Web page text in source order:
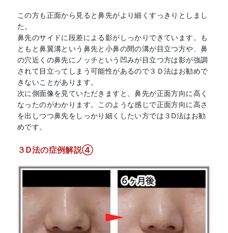
この方も正面から見ると鼻先がより細くすっきりとしまし
た。
鼻先のサイドに段差による影がしっかりできています。も
ともと鼻翼溝という鼻先と小鼻の間の溝が目立つ方や、鼻
の穴近くの鼻先にノッチという凹みが目立つ方は影が強調
されて目立ってしまう可能性があるので３Ｄ法はお勧めで
きないことがあります。
次に側面像を見ていただきますと、鼻先が正面方向に高く
なったのがわかります。このような感じで正面方向に高さ
を出しつつ鼻先をしっかり細くしたい方では３D法はお勧
めです。
３D法の症例解説④